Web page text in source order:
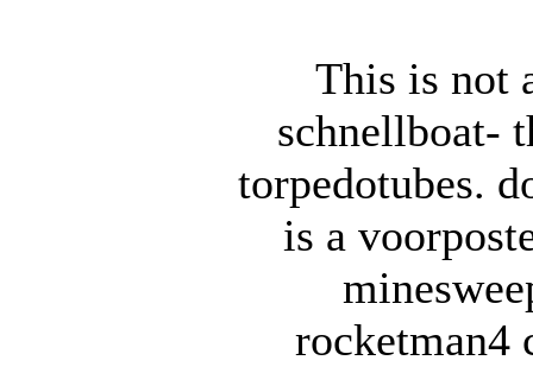
This is not
schnellboat-
torpedotubes.
is a
rocketman4